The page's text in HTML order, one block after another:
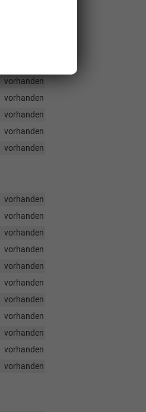
vorhanden
vorhanden
vorhanden
vorhanden
vorhanden
vorhanden
vorhanden
vorhanden
vorhanden
vorhanden
vorhanden
vorhanden
vorhanden
vorhanden
vorhanden
vorhanden